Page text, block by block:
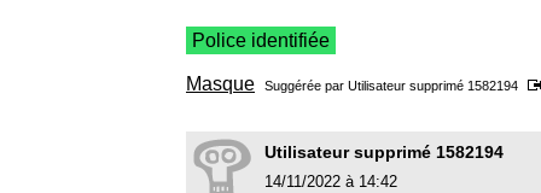
Police identifiée
Masque Suggérée par Utilisateur supprimé 1582194
Utilisateur supprimé 1582194
14/11/2022 à 14:42